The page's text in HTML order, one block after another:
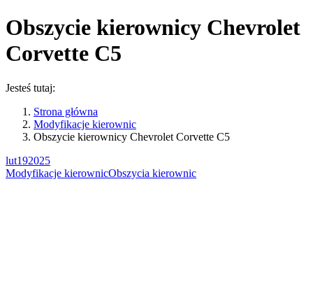
Obszycie kierownicy Chevrolet
Corvette C5
Jesteś tutaj:
Strona główna
Modyfikacje kierownic
Obszycie kierownicy Chevrolet Corvette C5
lut192025
Modyfikacje kierownicObszycia kierownic